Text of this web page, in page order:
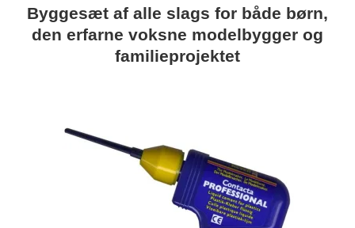
Byggesæt af alle slags for både børn,
den erfarne voksne modelbygger og
familieprojektet